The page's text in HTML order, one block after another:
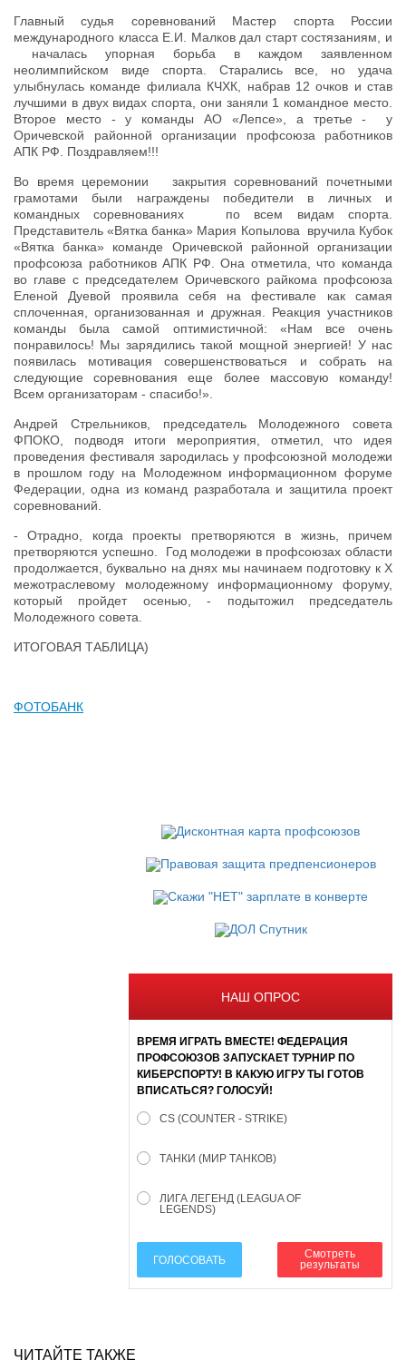
Главный судья соревнований Мастер спорта России
международного класса Е.И. Малков дал старт состязаниям, и
началась упорная борьба в каждом заявленном
неолимпийском виде спорта. Старались все, но удача
улыбнулась команде филиала КЧХК, набрав 12 очков и став
лучшими в двух видах спорта, они заняли 1 командное место.
Второе место - у команды АО «Лепсе», а третье - у
Оричевской районной организации профсоюза работников
АПК РФ. Поздравляем!!!
Во время церемонии закрытия соревнований почетными
грамотами были награждены победители в личных и
командных соревнованиях по всем видам спорта.
Представитель «Вятка банка» Мария Копылова вручила Кубок
«Вятка банка» команде Оричевской районной организации
профсоюза работников АПК РФ. Она отметила, что команда
во главе с председателем Оричевского райкома профсоюза
Еленой Дуевой проявила себя на фестивале как самая
сплоченная, организованная и дружная. Реакция участников
команды была самой оптимистичной: «Нам все очень
понравилось! Мы зарядились такой мощной энергией! У нас
появилась мотивация совершенствоваться и собрать на
следующие соревнования еще более массовую команду!
Всем организаторам - спасибо!».
Андрей Стрельников, председатель Молодежного совета
ФПОКО, подводя итоги мероприятия, отметил, что идея
проведения фестиваля зародилась у профсоюзной молодежи
в прошлом году на Молодежном информационном форуме
Федерации, одна из команд разработала и защитила проект
соревнований.
- Отрадно, когда проекты претворяются в жизнь, причем
претворяются успешно. Год молодежи в профсоюзах области
продолжается, буквально на днях мы начинаем подготовку к Х
межотраслевому молодежному информационному форуму,
который пройдет осенью, - подытожил председатель
Молодежного совета.
ИТОГОВАЯ ТАБЛИЦА)
ФОТОБАНК
НАШ ОПРОС
ВРЕМЯ ИГРАТЬ ВМЕСТЕ! ФЕДЕРАЦИЯ
ПРОФСОЮЗОВ ЗАПУСКАЕТ ТУРНИР ПО
КИБЕРСПОРТУ! В КАКУЮ ИГРУ ТЫ ГОТОВ
ВПИСАТЬСЯ? ГОЛОСУЙ!
CS (COUNTER - STRIKE)
ТАНКИ (МИР ТАНКОВ)
ЛИГА ЛЕГЕНД (LEAGUA OF
LEGENDS)
ГОЛОСОВАТЬ
Смотреть
результаты
ЧИТАЙТЕ ТАКЖЕ